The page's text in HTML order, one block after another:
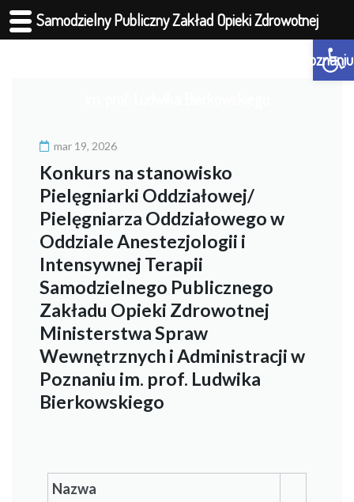
mar 19, 2026
Konkurs na stanowisko
Pielęgniarki Oddziałowej/
Pielęgniarza Oddziałowego w
Oddziale Anestezjologii i
Intensywnej Terapii
Samodzielnego Publicznego
Zakładu Opieki Zdrowotnej
Ministerstwa Spraw
Wewnętrznych i Administracji w
Poznaniu im. prof. Ludwika
Bierkowskiego
Nazwa
Samodzielny Publiczny Zakład Opieki Zdrowotnej
Ministerstwa Spraw Wewnętrznych i Administracji w Poznaniu